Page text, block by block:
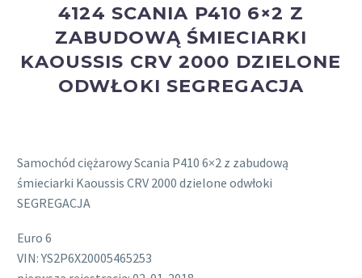
4124 SCANIA P410 6×2 Z
ZABUDOWĄ ŚMIECIARKI
KAOUSSIS CRV 2000 DZIELONE
ODWŁOKI SEGREGACJA
Samochód ciężarowy Scania P410 6×2 z zabudową
śmieciarki Kaoussis CRV 2000 dzielone odwłoki
SEGREGACJA
Euro 6
VIN: YS2P6X20005465253